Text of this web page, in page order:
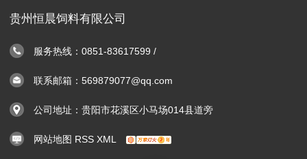
贵州恒晨饲料有限公司
服务热线：0851-83617599 /
联系邮箱：569879077@qq.com
公司地址：贵阳市花溪区小马场014县道旁
网站地图 RSS XML